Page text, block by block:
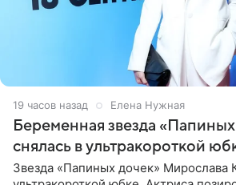
19 часов назад Елена Нужная
Беременная звезда
снялась в ультракороткой
Звезда «Папиных дочек» Мирослава